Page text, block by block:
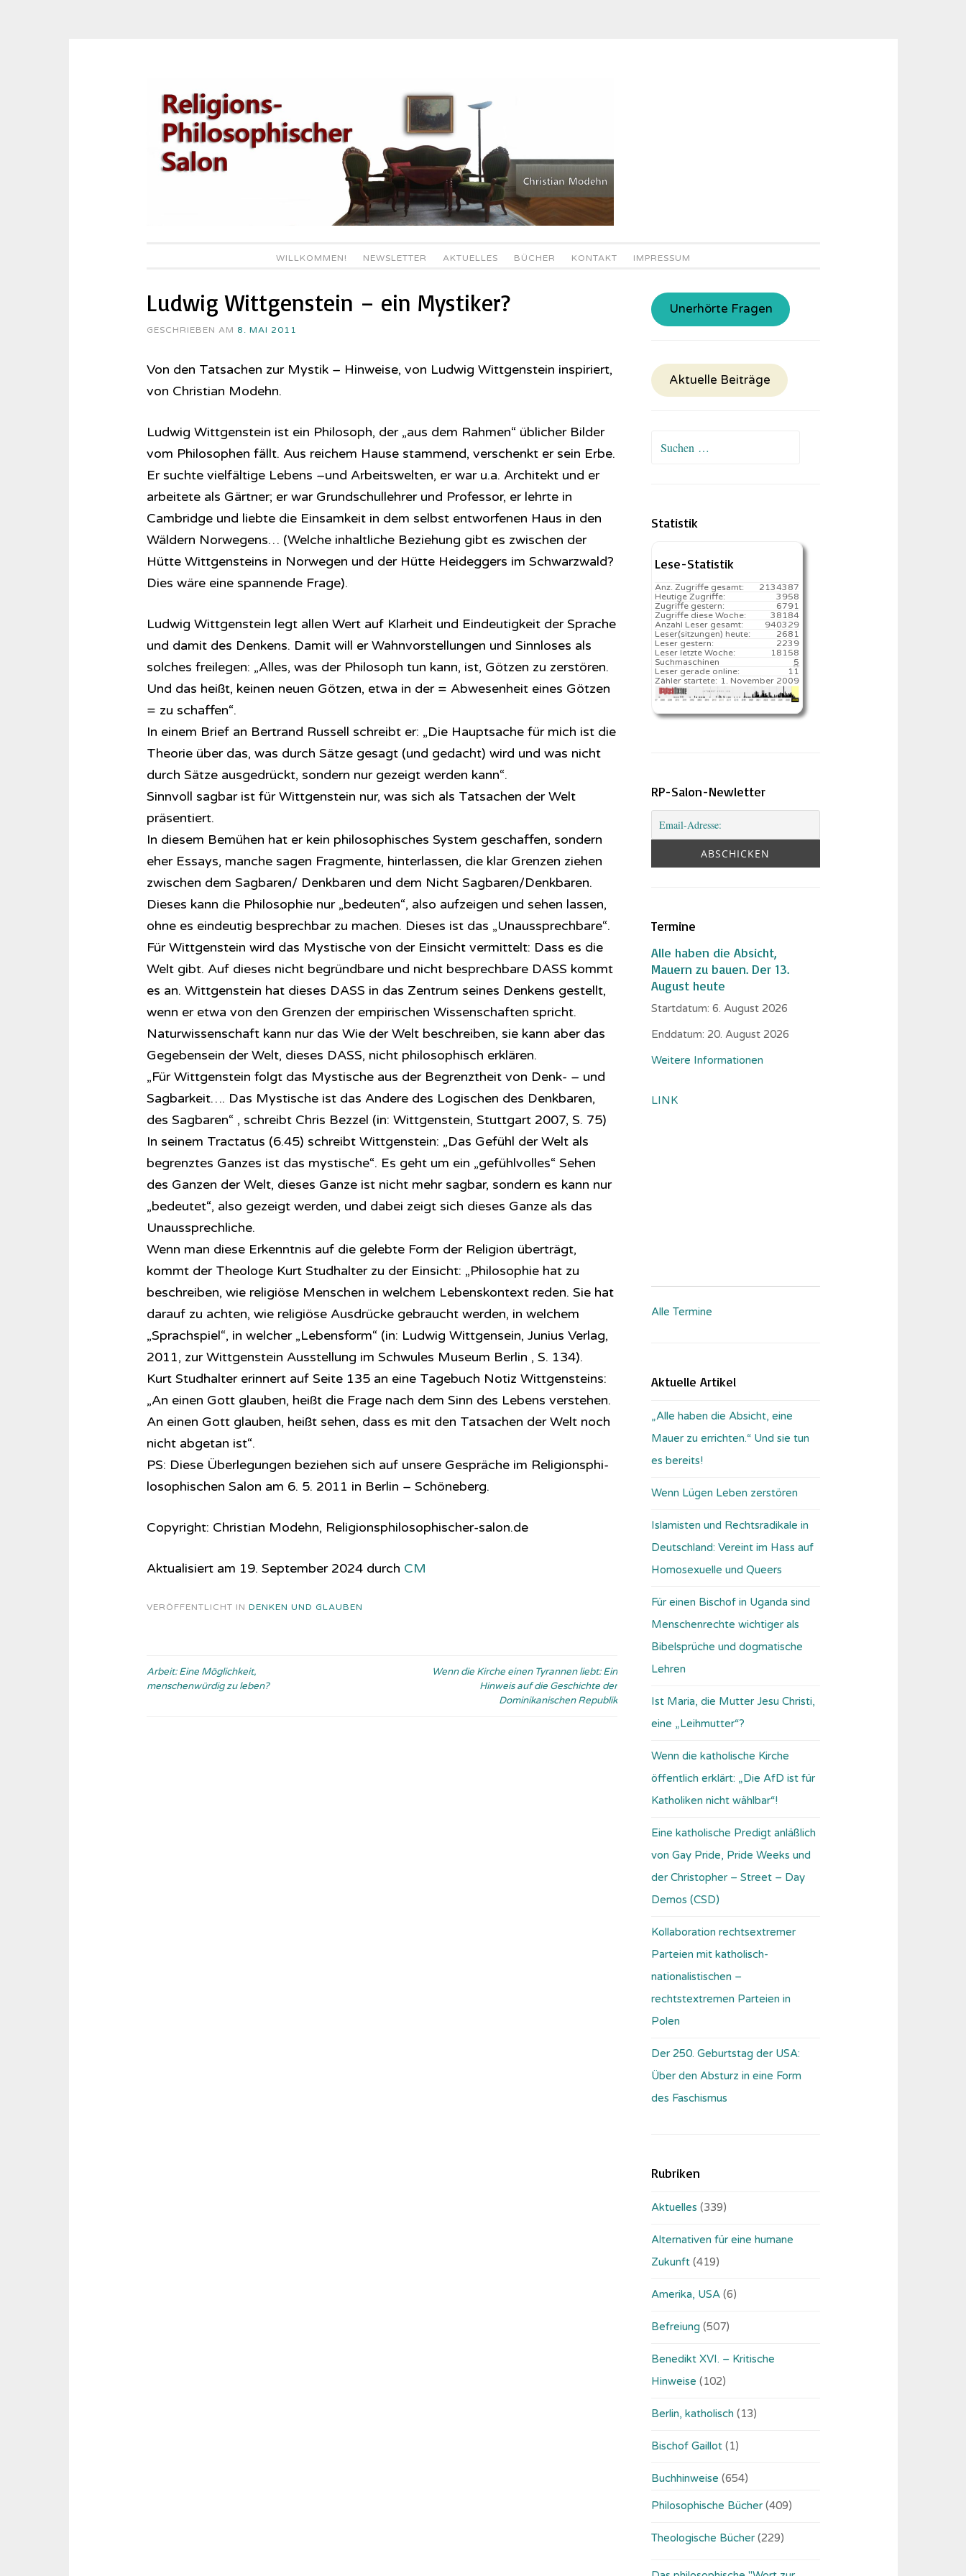
Inhalt
springen
WILLKOMMEN! NEWSLETTER AKTUELLES BÜCHER KONTAKT IMPRESSUM
Ludwig Wittgenstein – ein Mystiker?
GESCHRIEBEN AM 8. MAI 2011
Von den Tatsachen zur Mystik – Hinweise, von Ludwig Wittgenstein inspiriert,
von Christian Modehn.
Ludwig Wittgenstein ist ein Philosoph, der „aus dem Rahmen“ üblicher Bilder
vom Philosophen fällt. Aus reichem Hause stammend, verschenkt er sein Erbe.
Er suchte vielfältige Lebens –und Arbeitswelten, er war u.a. Architekt und er
arbeitete als Gärtner; er war Grundschullehrer und Professor, er lehrte in
Cambridge und liebte die Einsamkeit in dem selbst entworfenen Haus in den
Wäldern Norwegens… (Welche inhaltliche Beziehung gibt es zwischen der
Hütte Wittgensteins in Norwegen und der Hütte Heideggers im Schwarzwald?
Dies wäre eine spannende Frage).
Ludwig Wittgenstein legt allen Wert auf Klarheit und Eindeutigkeit der Sprache
und damit des Denkens. Damit will er Wahnvorstellungen und Sinnloses als
solches freilegen: „Alles, was der Philosoph tun kann, ist, Götzen zu zerstören.
Und das heißt, keinen neuen Götzen, etwa in der = Abwesenheit eines Götzen
= zu schaffen“.
In einem Brief an Bertrand Russell schreibt er: „Die Hauptsache für mich ist die
Theorie über das, was durch Sätze gesagt (und gedacht) wird und was nicht
durch Sätze ausgedrückt, sondern nur gezeigt werden kann“.
Sinnvoll sagbar ist für Wittgenstein nur, was sich als Tatsachen der Welt
präsentiert.
In diesem Bemühen hat er kein philosophisches System geschaffen, sondern
eher Essays, manche sagen Fragmente, hinterlassen, die klar Grenzen ziehen
zwischen dem Sagbaren/ Denkbaren und dem Nicht Sagbaren/Denkbaren.
Dieses kann die Philosophie nur „bedeuten“, also aufzeigen und sehen lassen,
ohne es eindeutig besprechbar zu machen. Dieses ist das „Unaussprechbare“.
Für Wittgenstein wird das Mystische von der Einsicht vermittelt: Dass es die
Welt gibt. Auf dieses nicht begründbare und nicht besprechbare DASS kommt
es an. Wittgenstein hat dieses DASS in das Zentrum seines Denkens gestellt,
wenn er etwa von den Grenzen der empirischen Wissenschaften spricht.
Naturwissenschaft kann nur das Wie der Welt beschreiben, sie kann aber das
Gegebensein der Welt, dieses DASS, nicht philosophisch erklären.
„Für Wittgenstein folgt das Mystische aus der Begrenztheit von Denk- – und
Sagbarkeit…. Das Mystische ist das Andere des Logischen des Denkbaren,
des Sagbaren“ , schreibt Chris Bezzel (in: Wittgenstein, Stuttgart 2007, S. 75)
In seinem Tractatus (6.45) schreibt Wittgenstein: „Das Gefühl der Welt als
begrenztes Ganzes ist das mystische“. Es geht um ein „gefühlvolles“ Sehen
des Ganzen der Welt, dieses Ganze ist nicht mehr sagbar, sondern es kann nur
„bedeutet“, also gezeigt werden, und dabei zeigt sich dieses Ganze als das
Unaussprechliche.
Wenn man diese Erkenntnis auf die gelebte Form der Religion überträgt,
kommt der Theologe Kurt Studhalter zu der Einsicht: „Philosophie hat zu
beschreiben, wie religiöse Menschen in welchem Lebenskontext reden. Sie hat
darauf zu achten, wie religiöse Ausdrücke gebraucht werden, in welchem
„Sprachspiel“, in welcher „Lebensform“ (in: Ludwig Wittgensein, Junius Verlag,
2011, zur Wittgenstein Ausstellung im Schwules Museum Berlin , S. 134).
Kurt Studhalter erinnert auf Seite 135 an eine Tagebuch Notiz Wittgensteins:
„An einen Gott glauben, heißt die Frage nach dem Sinn des Lebens verstehen.
An einen Gott glauben, heißt sehen, dass es mit den Tatsachen der Welt noch
nicht abgetan ist“.
PS: Diese Überlegungen beziehen sich auf unsere Gespräche im Re­li­gi­ons­phi­
lo­so­phi­sch­en Salon am 6. 5. 2011 in Berlin – Schöneberg.
Copyright: Christian Modehn, Religionsphilosophischer-salon.de
Aktualisiert am 19. September 2024 durch CM
VERÖFFENTLICHT IN DENKEN UND GLAUBEN
Beitragsnavigation
Arbeit: Eine Möglichkeit,
menschenwürdig zu leben?
Wenn die Kirche einen Tyrannen liebt: Ein
Hinweis auf die Geschichte der
Dominikanischen Republik
Unerhörte Fragen
Aktuelle Beiträge
Suchen
Statistik
Lese-Statistik
2134387
Anz. Zugriffe gesamt:
3958
Heutige Zugriffe:
6791
Zugriffe gestern:
38184
Zugriffe diese Woche:
940329
Anzahl Leser gesamt:
2681️
Leser(sitzungen) heute:
2239
Leser gestern:
18158️
Leser letzte Woche:
5
Suchmaschinen
11
Leser gerade online:
1. November 2009
Zähler startete:
RP-Salon-Newletter
Termine
Alle haben die Absicht,
Mauern zu bauen. Der 13.
August heute
Startdatum:6. August 2026
Enddatum: 20. August 2026
Weitere Informationen
LINK
Alle Termine
Aktuelle Artikel
„Alle haben die Absicht, eine
Mauer zu errichten.“ Und sie tun
es bereits!
Wenn Lügen Leben zerstören
Islamisten und Rechtsradikale in
Deutschland: Vereint im Hass auf
Homosexuelle und Queers
Für einen Bischof in Uganda sind
Menschenrechte wichtiger als
Bibelsprüche und dogmatische
Lehren
Ist Maria, die Mutter Jesu Christi,
eine „Leihmutter“?
Wenn die katholische Kirche
öffentlich erklärt: „Die AfD ist für
Katholiken nicht wählbar“!
Eine katholische Predigt anläßlich
von Gay Pride, Pride Weeks und
der Christopher – Street – Day
Demos (CSD)
Kollaboration rechtsextremer
Parteien mit katholisch-
nationalistischen –
rechtstextremen Parteien in
Polen
Der 250. Geburtstag der USA:
Über den Absturz in eine Form
des Faschismus
Rubriken
Aktuelles (339)
Alternativen für eine humane
Zukunft (419)
Amerika, USA (6)
Befreiung (507)
Benedikt XVI. – Kritische
Hinweise (102)
Berlin, katholisch (13)
Bischof Gaillot (1)
Buchhinweise (654)
Philosophische Bücher (409)
Theologische Bücher (229)